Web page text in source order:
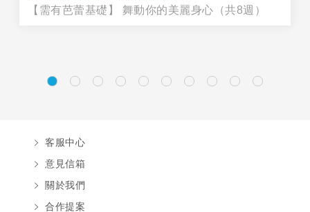
【需有芭蕾基礎】 舞動你的美麗身心（共8週）
客服中心
意見信箱
關於我們
合作提案